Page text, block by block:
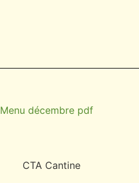
Menu décembre pdf